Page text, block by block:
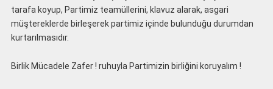
tarafa koyup, Partimiz teamüllerini, klavuz alarak, asgari
müştereklerde birleşerek partimiz içinde bulunduğu durumdan
kurtarılmasıdır.
Birlik Mücadele Zafer ! ruhuyla Partimizin birliğini koruyalım !